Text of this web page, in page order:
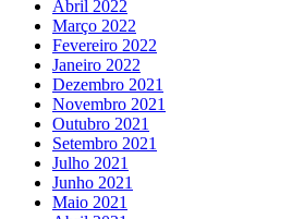
Abril 2022
Março 2022
Fevereiro 2022
Janeiro 2022
Dezembro 2021
Novembro 2021
Outubro 2021
Setembro 2021
Julho 2021
Junho 2021
Maio 2021